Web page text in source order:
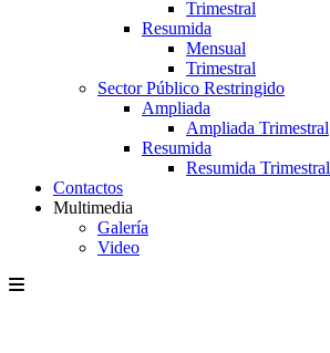
Trimestral
Resumida
Mensual
Trimestral
Sector Público Restringido
Ampliada
Ampliada Trimestral
Resumida
Resumida Trimestral
Contactos
Multimedia
Galería
Video